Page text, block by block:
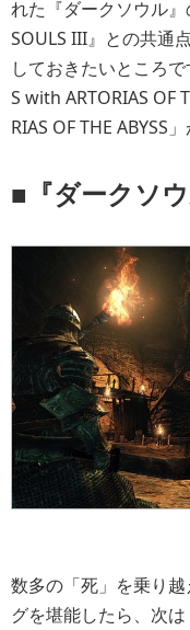
れた『ダークソウル
SOULS III』との共通
しておきたいところ
S with ARTORIAS OF
RIAS OF THE ABYSS
■『ダークソ
数多の「死」を乗り
グを堪能したら、次